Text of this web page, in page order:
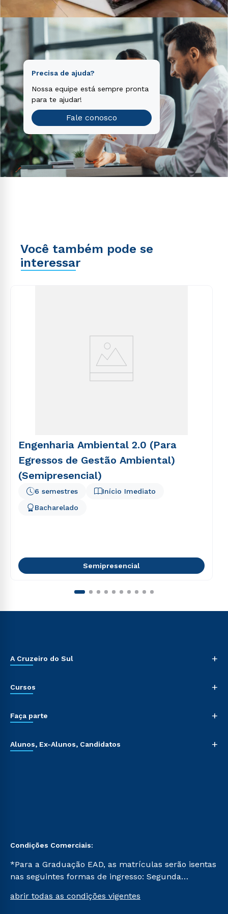
Precisa de ajuda?
Nossa equipe está sempre pronta
para te ajudar!
Fale conosco
Você também pode se
interessar
Engenharia Ambiental 2.0 (Para
Egressos de Gestão Ambiental)
(Semipresencial)
Início Imediato
6 semestres
Bacharelado
Semipresencial
A Cruzeiro do Sul +
Cursos +
Faça parte +
Alunos, Ex-Alunos, Candidatos +
Condições Comerciais:
*Para a Graduação EAD, as matrículas serão isentas
nas seguintes formas de ingresso: Segunda
Já para as demais, a taxa de matrícula será de R$
abrir todas as condições vigentes